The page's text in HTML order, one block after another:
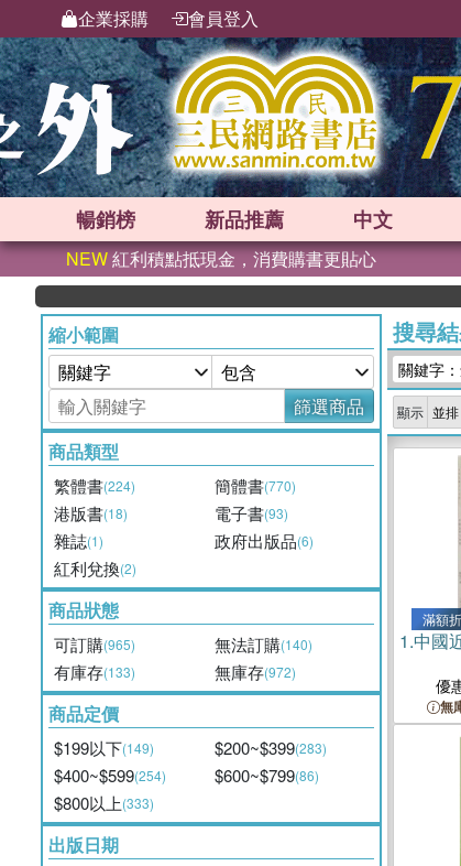
企業採購 會員登入
暢銷榜 新品推薦 中文
NEW紅利積點抵現金，消費購書更貼心
縮小範圍
篩選商品
商品類型
繁體書(224) 簡體書(770)
港版書(18) 電子書(93)
雜誌(1) 政府出版品(6)
紅利兌換(2)
商品狀態
可訂購(965) 無法訂購(140)
有庫存(133) 無庫存(972)
商品定價
$199以下(149) $200~$399(283)
$400~$599(254) $600~$799(86)
$800以上(333)
出版日期
搜尋
關鍵字
顯示
滿額折
1.中國
優
無